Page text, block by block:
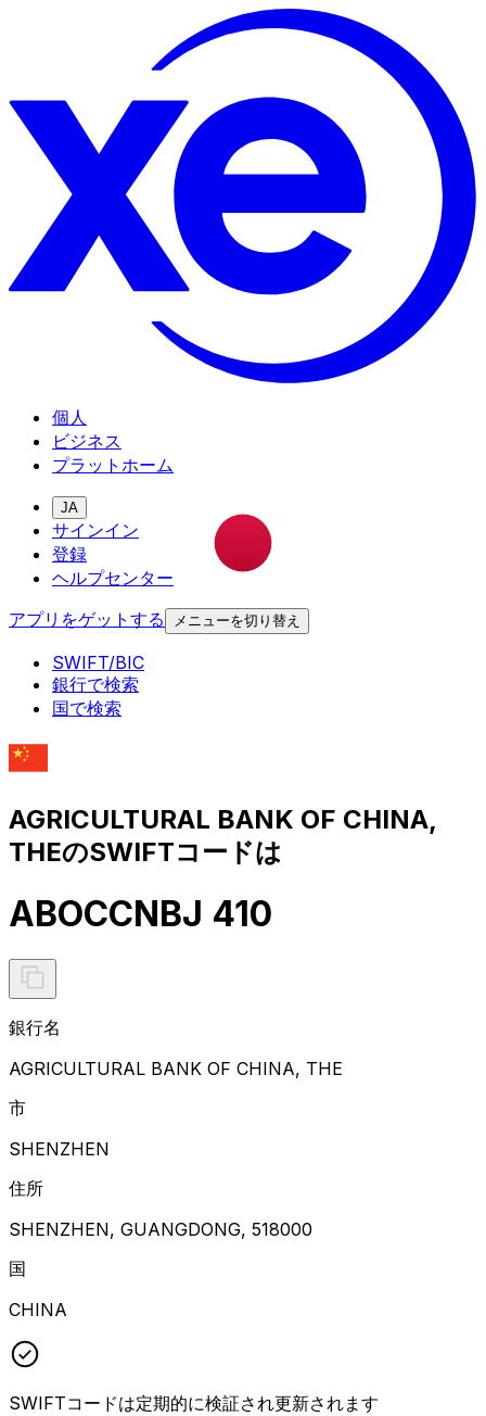
個人
ビジネス
プラットホーム
JA
サインイン
登録
ヘルプセンター
アプリをゲットする
メニューを切り替え
SWIFT/BIC
銀行で検索
国で検索
AGRICULTURAL BANK OF CHINA,
THEのSWIFTコードは
ABOCCNBJ 410
銀行名
AGRICULTURAL BANK OF CHINA, THE
市
SHENZHEN
住所
SHENZHEN, GUANGDONG, 518000
国
CHINA
SWIFTコードは定期的に検証され更新されます